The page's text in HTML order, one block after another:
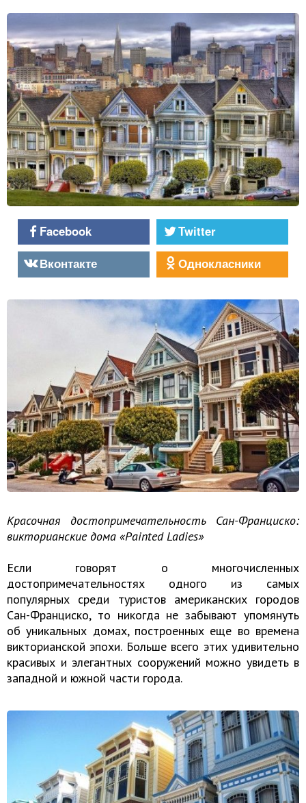
Facebook
Twitter
Вконтакте
Однокласники
Красочная достопримечательность Сан-Франциско:
викторианские дома «Painted Ladies»
Если говорят о многочисленных
достопримечательностях одного из самых
популярных среди туристов американских городов
Сан-Франциско, то никогда не забывают упомянуть
об уникальных домах, построенных еще во времена
викторианской эпохи. Больше всего этих удивительно
красивых и элегантных сооружений можно увидеть в
западной и южной части города.